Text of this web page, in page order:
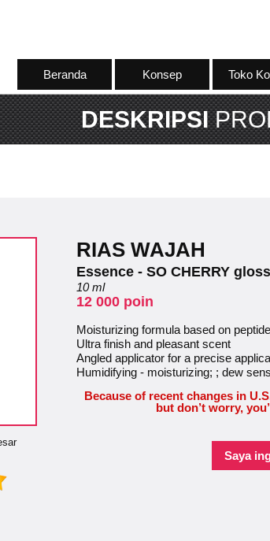
Beranda Konsep Toko
DESKRIPSI
RIAS WAJAH
Essence - SO CHERRY
10 ml
12 000 poin
Moisturizing formula based on
Ultra finish and pleasant scent
Angled applicator for a precise
Humidifying - moisturizing; ; dew
Because of recent changes in
but don’t worry,
Saya